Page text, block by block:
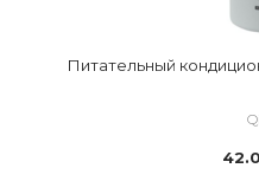
Питательный